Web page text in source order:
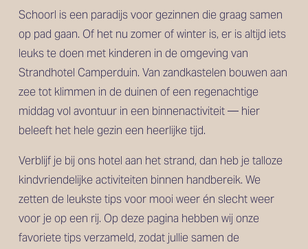
Schoorl is een paradijs voor gezinnen die graag samen
op pad gaan. Of het nu zomer of winter is, er is altijd iets
leuks te doen met kinderen in de omgeving van
Strandhotel Camperduin. Van zandkastelen bouwen aan
zee tot klimmen in de duinen of een regenachtige
middag vol avontuur in een binnenactiviteit — hier
beleeft het hele gezin een heerlijke tijd.
Verblijf je bij ons hotel aan het strand, dan heb je talloze
kindvriendelijke activiteiten binnen handbereik. We
zetten de leukste tips voor mooi weer én slecht weer
voor je op een rij. Op deze pagina hebben wij onze
favoriete tips verzameld, zodat jullie samen de